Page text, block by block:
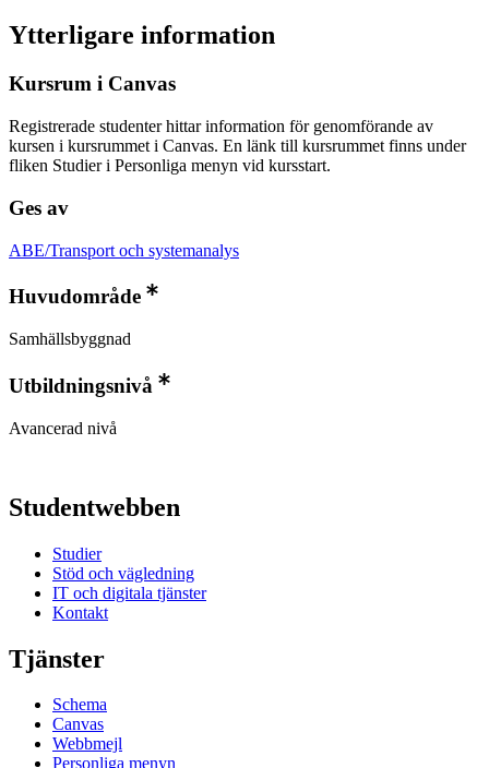
Ytterligare information
Kursrum i Canvas
Registrerade studenter hittar information för genomförande av
kursen i kursrummet i Canvas. En länk till kursrummet finns under
fliken Studier i Personliga menyn vid kursstart.
Ges av
ABE/Transport och systemanalys
Huvudområde
Samhällsbyggnad
Utbildningsnivå
Avancerad nivå
Studentwebben
Studier
Stöd och vägledning
IT och digitala tjänster
Kontakt
Tjänster
Schema
Canvas
Webbmejl
Personliga menyn